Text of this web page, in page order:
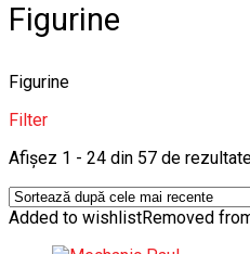
Figurine
Figurine
Filter
Afișez 1 - 24 din 57 de
Added to wishlistRemoved